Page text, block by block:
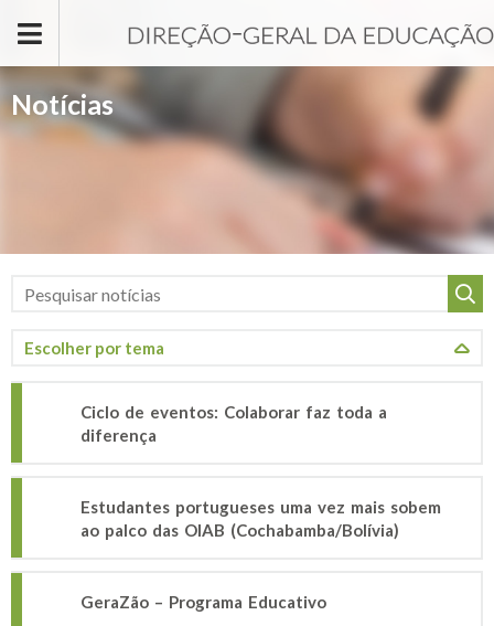
Notícias
Ciclo de eventos: Colaborar faz toda a
diferença
Estudantes portugueses uma vez mais sobem
ao palco das OIAB (Cochabamba/Bolívia)
GeraZão – Programa Educativo